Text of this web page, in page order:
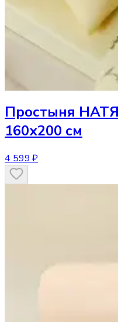
Простыня
160х200 см
4 599 ₽